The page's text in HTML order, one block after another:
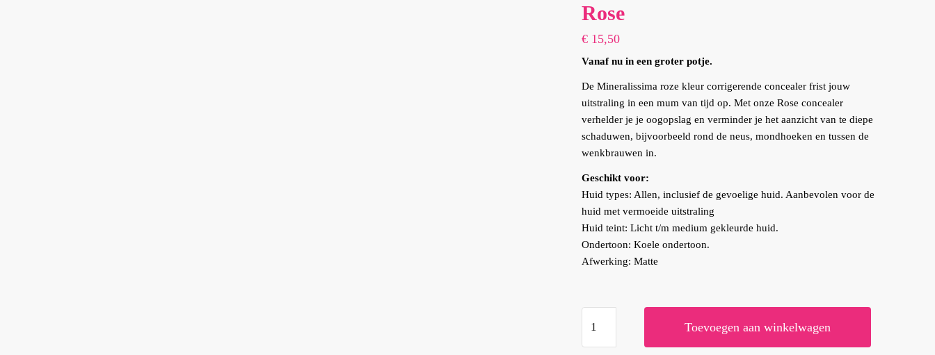
Rose
€15,50
Vanaf nu in een groter potje.
De Mineralissima roze kleur corrigerende concealer frist jouw
uitstraling in een mum van tijd op. Met onze Rose concealer
verhelder je je oogopslag en verminder je het aanzicht van te diepe
schaduwen, bijvoorbeeld rond de neus, mondhoeken en tussen de
wenkbrauwen in.
Geschikt voor:
Huid types: Allen, inclusief de gevoelige huid. Aanbevolen voor de
huid met vermoeide uitstraling
Huid teint: Licht t/m medium gekleurde huid.
Ondertoon: Koele ondertoon.
Afwerking: Matte
Toevoegen aan winkelwagen